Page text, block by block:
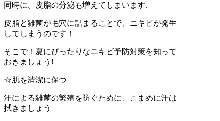
同時に、皮脂の分泌も増えてしまいます.
皮脂と雑菌が毛穴に詰まることで、ニキビが発生
してしまうのです！
そこで！夏にぴったりなニキビ予防対策を知って
おきましょう!
☆肌を清潔に保つ
汗による雑菌の繁殖を防ぐために、こまめに汗は
拭きましょう！